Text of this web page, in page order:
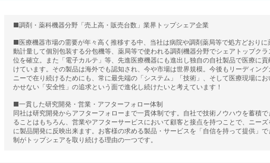
■調剤・薬科機器分野「売上高・販売台数」業界トップシェア企業
■医療機器市場の需要が年々高く推移する中、当社は病院や調剤薬局等で処方どおりに
動計量して個別包装する分包機等、薬局等で使われる調剤機器分野でシェアトップクラ
位を確立。また「電子カルテ」等、先進医療機器にも進出し独自の自社製品で医療に貢
けています。その製品は海外でも認知され、今や市場は世界規模。今後もリーディング
ニーで在り続けるためにも、常に最先端の「システム」「技術」、そして医療現場にお
かせない「安全性」の追求という面で進化し続けたいと考えています！
■一貫した研究開発・営業・アフターフォロー体制
同社は研究開発からアフターフォローまで一貫体制です。自社で技術ノウハウを蓄積で
ることはもちろん、営業やアフターサービスにおいて顧客と接点を持つことで、ニーズ
に製品開発に反映出来ます。お客様の求める製品・サービスを「自信を持って提供」で
制がトップシェアを取り続ける理由の一つです。